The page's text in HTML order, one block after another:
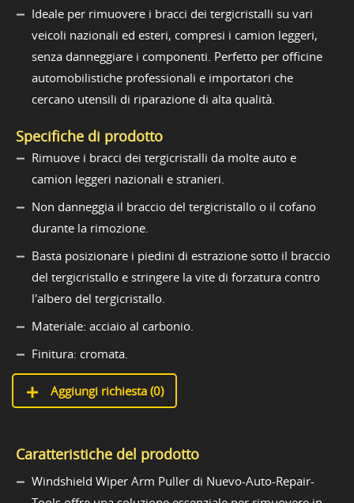
Ideale per rimuovere i bracci dei tergicristalli su vari
veicoli nazionali ed esteri, compresi i camion leggeri,
senza danneggiare i componenti. Perfetto per officine
automobilistiche professionali e importatori che
cercano utensili di riparazione di alta qualità.
Specifiche di prodotto
Rimuove i bracci dei tergicristalli da molte auto e
camion leggeri nazionali e stranieri.
Non danneggia il braccio del tergicristallo o il cofano
durante la rimozione.
Basta posizionare i piedini di estrazione sotto il braccio
del tergicristallo e stringere la vite di forzatura contro
l'albero del tergicristallo.
Materiale: acciaio al carbonio.
Finitura: cromata.
Aggiungi richiesta (0)
Caratteristiche del prodotto
Windshield Wiper Arm Puller di Nuevo-Auto-Repair-